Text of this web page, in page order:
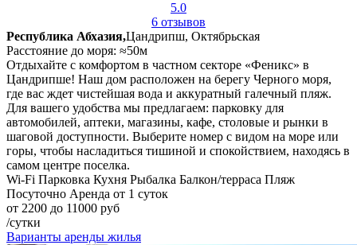
5.0
6 отзывов
Республика Абхазия,Цандрипш, Октябрьская
Расстояние до моря: ≈50м
Отдыхайте с комфортом в частном секторе «Феникс» в
Цандрипше! Наш дом расположен на берегу Черного моря,
где вас ждет чистейшая вода и аккуратный галечный пляж.
Для вашего удобства мы предлагаем: парковку для
автомобилей, аптеки, магазины, кафе, столовые и рынки в
шаговой доступности. Выберите номер с видом на море или
горы, чтобы насладиться тишиной и спокойствием, находясь в
самом центре поселка.
Wi-Fi Парковка Кухня Рыбалка Балкон/терраса Пляж
Посуточно Аренда от 1 суток
от 2200 до 11000 руб
/сутки
Варианты аренды жилья